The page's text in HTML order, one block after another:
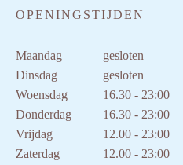
OPENINGSTIJDEN
Maandag
gesloten
Dinsdag
gesloten
Woensdag
16.30 - 23:00
Donderdag
16.30 - 23:00
Vrijdag
12.00 - 23:00
Zaterdag
12.00 - 23:00